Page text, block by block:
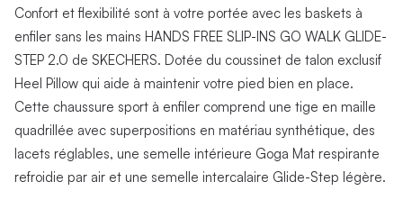
Confort et flexibilité sont à votre portée avec les baskets à
enfiler sans les mains HANDS FREE SLIP-INS GO WALK GLIDE-
STEP 2.0 de SKECHERS. Dotée du coussinet de talon exclusif
Heel Pillow qui aide à maintenir votre pied bien en place.
Cette chaussure sport à enfiler comprend une tige en maille
quadrillée avec superpositions en matériau synthétique, des
lacets réglables, une semelle intérieure Goga Mat respirante
refroidie par air et une semelle intercalaire Glide-Step légère.